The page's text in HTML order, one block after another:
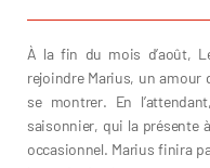
À la fin du mois d’août,
rejoindre Marius, un amour
se montrer. En
saisonnier, qui la présente
occasionnel. Marius finira